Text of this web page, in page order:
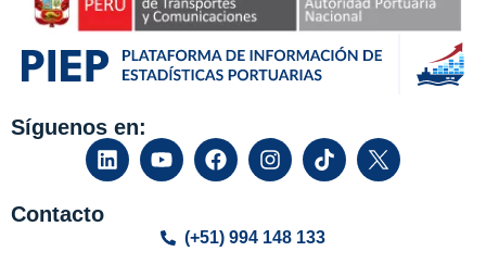
Síguenos en:
Contacto
(+51) 994 148 133